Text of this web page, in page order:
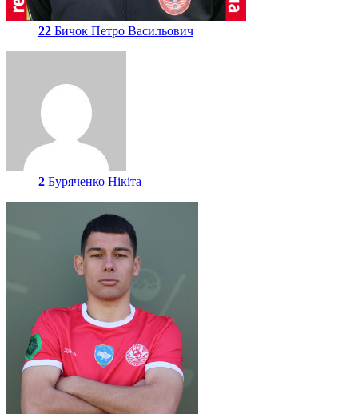
22 Бичок Петро Васильович
2 Буряченко Нікіта